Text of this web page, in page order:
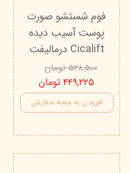
فوم شستشو صورت
پوست آسیب دیده
Cicalift درمالیفت
۵۲۸,۵۰۰ تومان
۴۴۹,۲۲۵ تومان
افزودن به جعبه سفارش